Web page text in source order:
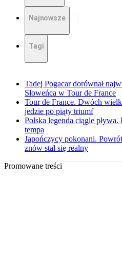
Najnowsze
Tagi
Tadej Pogacar dorównał
Słoweńca w Tour de France
Tour de France. Dwóch
jedzie po piąty triumf
Polska legenda ciągle
tempa
Japończycy pokonani.
znów stał się realny
Promowane treści